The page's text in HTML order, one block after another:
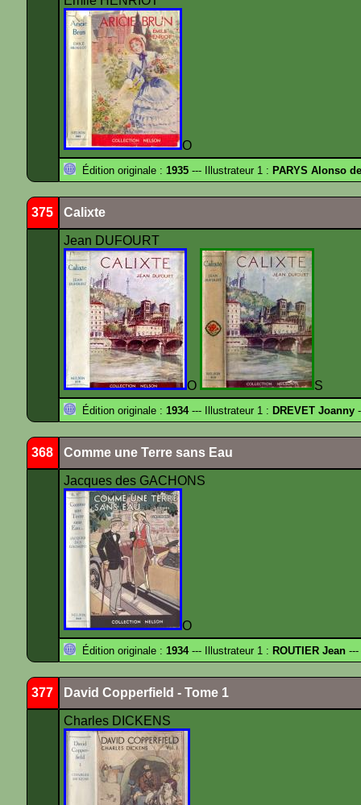
O
Édition originale : 1935 --- Illustrateur 1 : PARYS Alonso de
375 Calixte
Jean DUFOURT
O S
Édition originale : 1934--- Illustrateur 1 : DREVET Joanny
368 Comme une Terre sans Eau
Jacques des GACHONS
O
Édition originale : 1934--- Illustrateur 1 : ROUTIER Jean ---
377 David Copperfield - Tome 1
Charles DICKENS